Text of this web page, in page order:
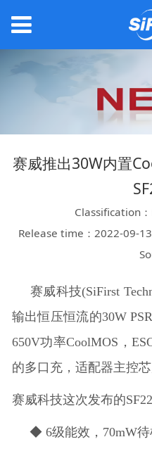
赛威推出30W内置
Classification
Release time：2022-09-
赛威科技(SiFirst
输出恒压恒流的30W
650V功率CoolMOS，
的多口充，适配器主控芯
赛威科技这次发布的
◆ 6级能效，70mW待